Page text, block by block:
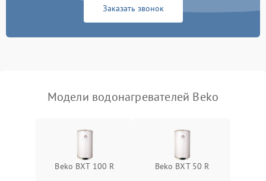
Заказать звонок
Модели водонагревателей Beko
Beko BXT 100 R Beko BXT 50 R